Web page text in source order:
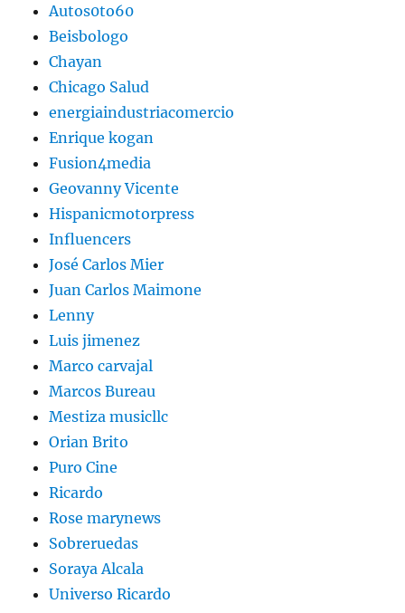
Autos0to60
Beisbologo
Chayan
Chicago Salud
energiaindustriacomercio
Enrique kogan
Fusion4media
Geovanny Vicente
Hispanicmotorpress
Influencers
José Carlos Mier
Juan Carlos Maimone
Lenny
Luis jimenez
Marco carvajal
Marcos Bureau
Mestiza musicllc
Orian Brito
Puro Cine
Ricardo
Rose marynews
Sobreruedas
Soraya Alcala
Universo Ricardo